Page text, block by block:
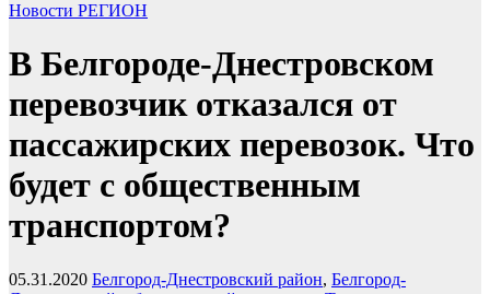
Новости РЕГИОН
В Белгороде-Днестровском
перевозчик отказался от
пассажирских перевозок. Что
будет с общественным
транспортом?
05.31.2020 Белгород-Днестровский район, Белгород-